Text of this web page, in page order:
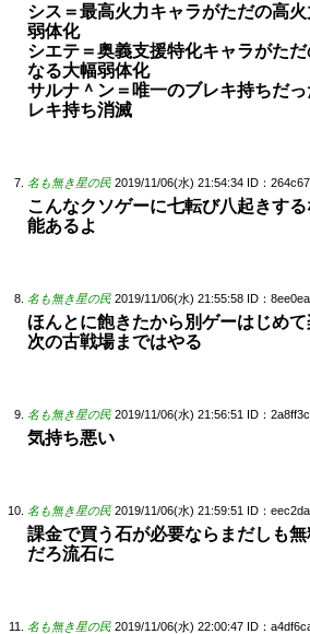
シス＝最高火力キャラがただの高
弱体化
シエテ＝奥義支援特化キャラがた
なる大幅弱体化
サルナ＾ン＝唯一のブレキ持ちだ
レキ持ち消滅
名も無き星の民 2019/11/06(水) 21:54:34 ID：
こんなクソゲーに七転び八起きす
能あるよ
名も無き星の民 2019/11/06(水) 21:55:58 ID：
ほんとに飽きたから別ゲーはじめ
次の古戦場まではやる
名も無き星の民 2019/11/06(水) 21:56:51 ID：
気持ち悪い
名も無き星の民 2019/11/06(水) 21:59:51 ID：
課金で買う石が必要ならまだしも
だろ流石に
名も無き星の民 2019/11/06(水) 22:00:47 ID：